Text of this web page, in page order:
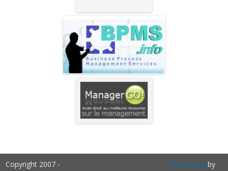
Copyright 2007 - ZeroGravityby